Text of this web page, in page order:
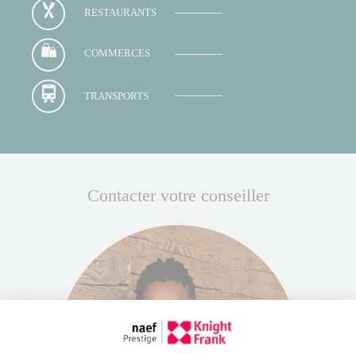
RESTAURANTS
COMMERCES
TRANSPORTS
Contacter votre conseiller